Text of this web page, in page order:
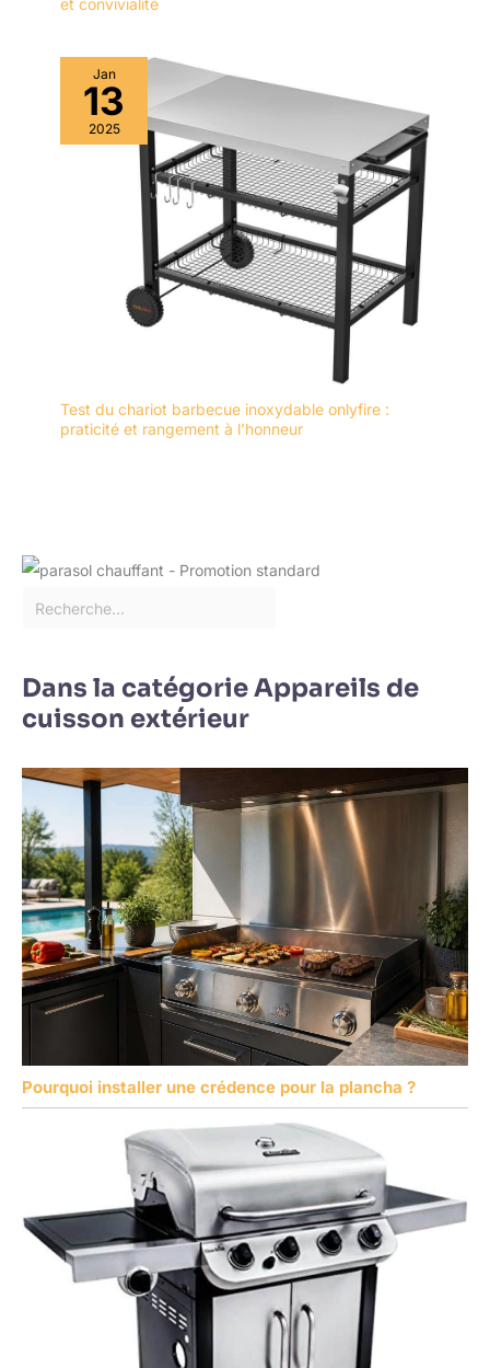
et convivialité
Jan
13
2025
Test du chariot barbecue inoxydable onlyfire :
praticité et rangement à l’honneur
Dans la catégorie Appareils de
cuisson extérieur
Pourquoi installer une crédence pour la plancha ?